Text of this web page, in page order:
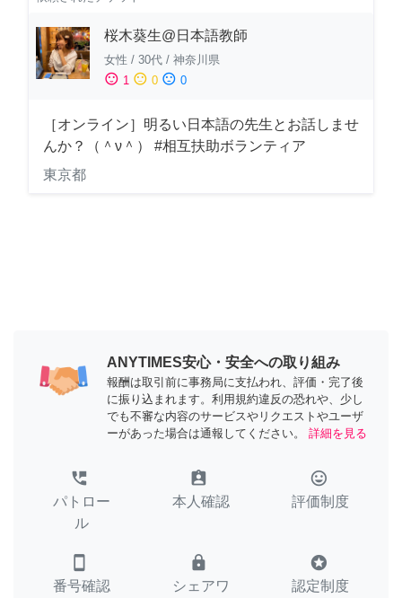
桜木葵生@日本語教師
女性 / 30代 / 神奈川県
sentiment_satisfied 1 sentiment_neutral 0 sentiment_dissatisfied 0
［オンライン］明るい日本語の先生とお話しませ
んか？（＾ν＾） #相互扶助ボランティア
東京都
ANYTIMES安心・安全への取り組み
報酬は取引前に事務局に支払われ、評価・完了後
に振り込まれます。利用規約違反の恐れや、少し
でも不審な内容のサービスやリクエストやユーザ
ーがあった場合は通報してください。
詳細を見る
perm_phone_msg
パトロー
ル
assignment_ind
本人確認
tag_faces
評価制度
smartphone
番号確認
lock
シェアワ
stars
認定制度